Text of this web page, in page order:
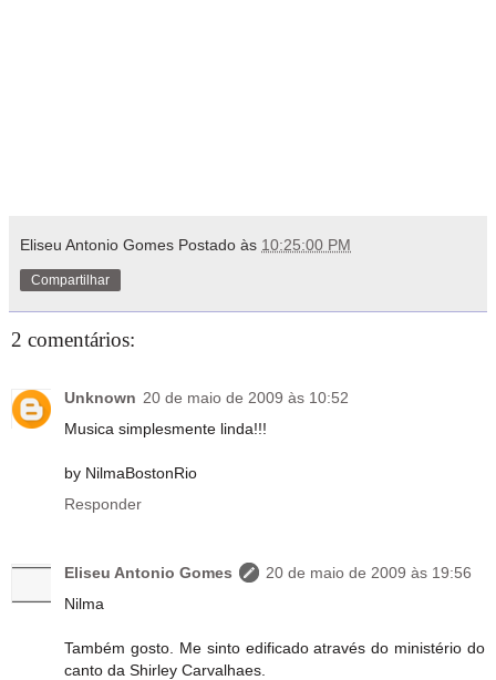
Eliseu Antonio Gomes Postado às 10:25:00 PM
Compartilhar
2 comentários:
Unknown 20 de maio de 2009 às 10:52
Musica simplesmente linda!!!
by NilmaBostonRio
Responder
Eliseu Antonio Gomes
20 de maio de 2009 às 19:56
Nilma
Também gosto. Me sinto edificado através do ministério do
canto da Shirley Carvalhaes.